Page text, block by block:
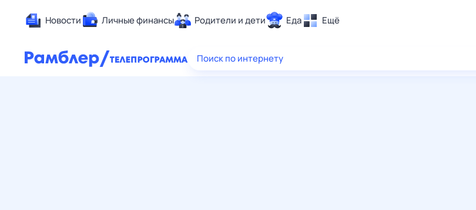
Новости Личные финансы Родители и дети Еда Ещё
Здоровье
Поиск по интернету